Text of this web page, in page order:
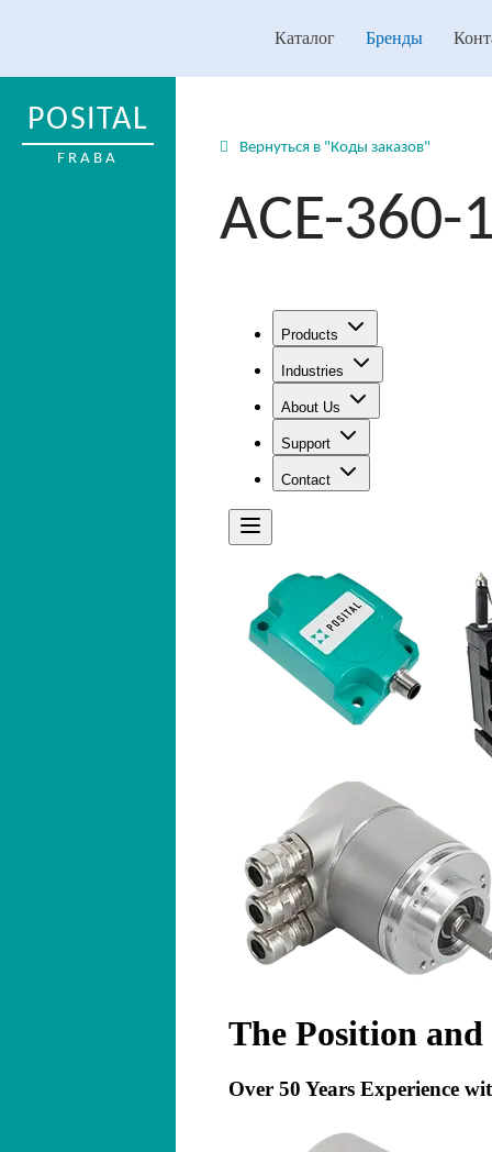
Каталог Бренды
POSITAL
FRABA
Вернуться в "Коды заказов"
ACE-360-